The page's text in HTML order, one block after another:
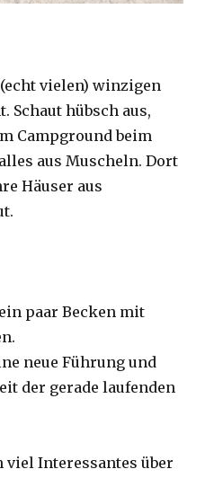
vielen) winzigen
Schaut hübsch aus,
Campground beim
aus Muscheln. Dort
Häuser aus
paar Becken mit
neue Führung und
der gerade laufenden
Interessantes über